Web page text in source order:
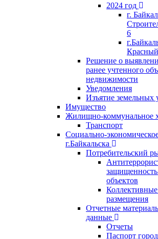
2024 год
г.
6
Решение о
ранее учтенного
недвижимости
Уведомления
Изъятие земельных
Имущество
Жилищно-коммунальное
Транспорт
Социально-
г.Байкальска
Потребительский
объектов
Коллективные
размещения
Отчетные
данные
Отчеты
Паспорт